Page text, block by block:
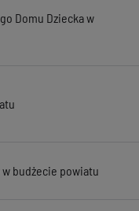
Domu Dziecka w
budżecie powiatu